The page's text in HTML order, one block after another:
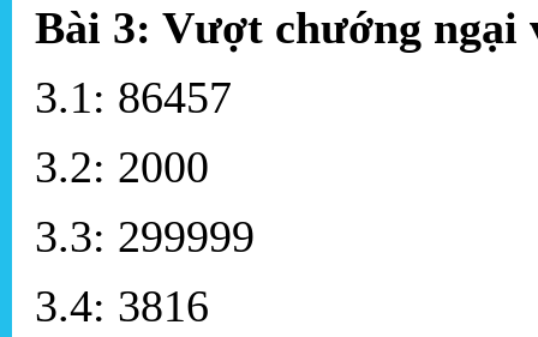
Bài 3: Vượt chướng ngại
3.1: 86457
3.2: 2000
3.3: 299999
3.4: 3816